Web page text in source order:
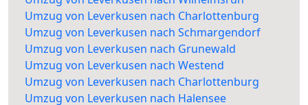
Umzug von Leverkusen nach Charlottenburg
Umzug von Leverkusen nach Schmargendorf
Umzug von Leverkusen nach Grunewald
Umzug von Leverkusen nach Westend
Umzug von Leverkusen nach Charlottenburg
Umzug von Leverkusen nach Halensee